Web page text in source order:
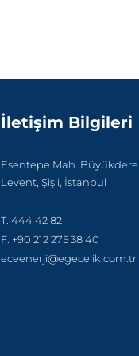
İletişim Bilgileri
Esentepe Mah. Büyükdere
Levent, Şişli, İstanbul
T. 444 42 82
F. +90 212 275 38 40
eceenerji@egecelik.com.tr